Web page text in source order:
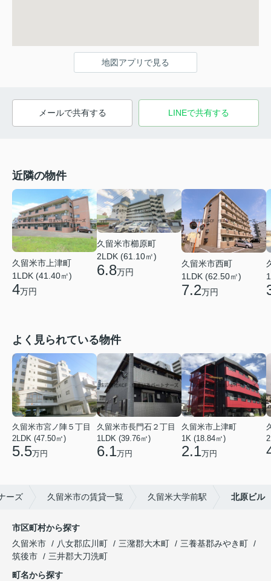
地図アプリで見る
メールで共有する LINEで共有する
近隣の物件
久留米市上津町
1LDK (41.40㎡)
4万円
久留米市櫛原町
2LDK (61.10㎡)
6.8万円
久留米市西町
1LDK (62.50㎡)
7.2万円
よく見られている物件
久留米市宮ノ陣５丁目
2LDK (47.50㎡)
5.5万円
久留米市長門石２丁目
1LDK (39.76㎡)
6.1万円
久留米市上津町
1K (18.84㎡)
2.1万円
ーズ 久留米市の賃貸一覧 久留米大学前駅 北原ビル
市区町村から探す
久留米市
八女郡広川町 三潴郡大木町
三養基郡みやき町
筑後市
三井郡大刀洗町
町名から探す